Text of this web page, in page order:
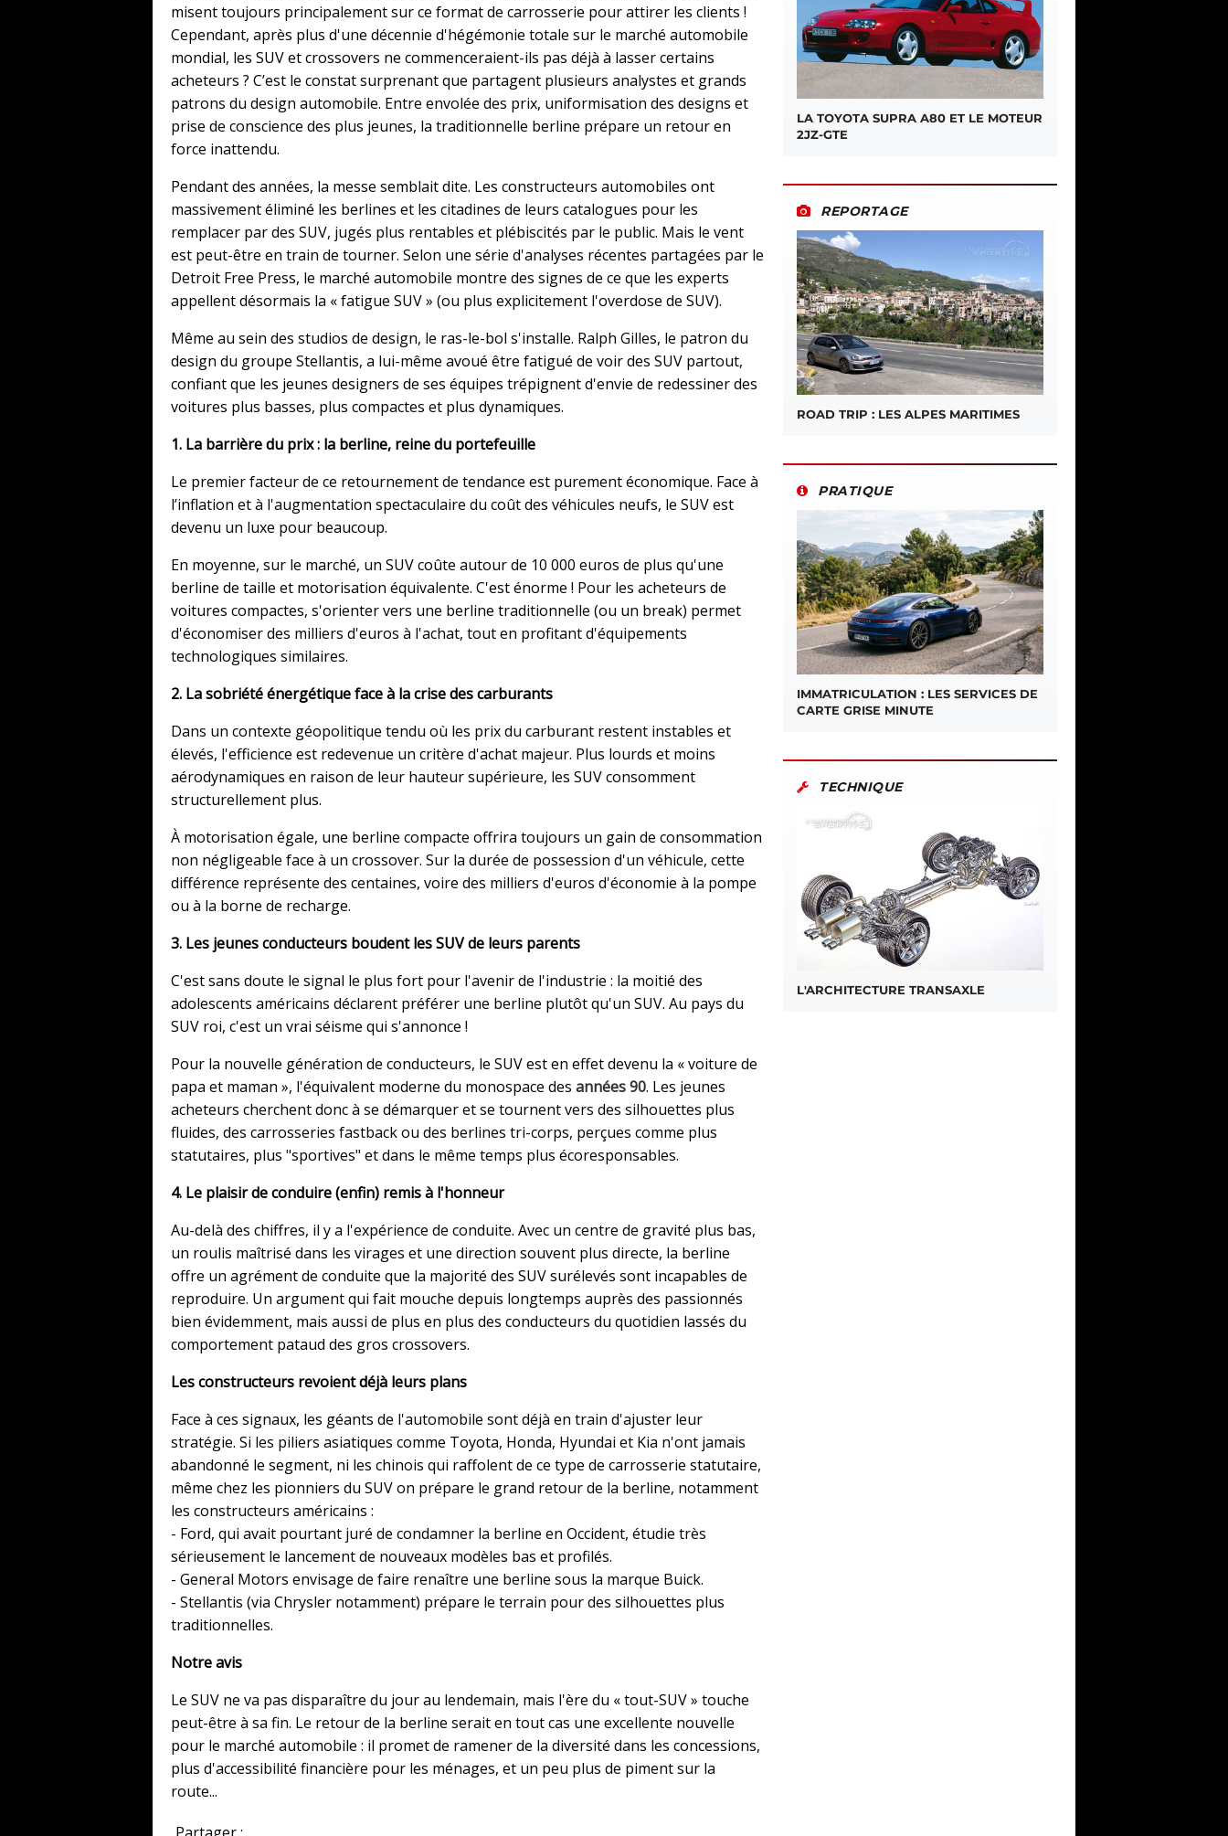
misent toujours principalement sur ce format de carrosserie pour attirer les clients !
Cependant, après plus d'une décennie d'hégémonie totale sur le marché automobile
mondial, les SUV et crossovers ne commenceraient-ils pas déjà à lasser certains
acheteurs ? C’est le constat surprenant que partagent plusieurs analystes et grands
patrons du design automobile. Entre envolée des prix, uniformisation des designs et
prise de conscience des plus jeunes, la traditionnelle berline prépare un retour en
force inattendu.
Pendant des années, la messe semblait dite. Les constructeurs automobiles ont
massivement éliminé les berlines et les citadines de leurs catalogues pour les
remplacer par des SUV, jugés plus rentables et plébiscités par le public. Mais le vent
est peut-être en train de tourner. Selon une série d'analyses récentes partagées par le
Detroit Free Press, le marché automobile montre des signes de ce que les experts
appellent désormais la « fatigue SUV » (ou plus explicitement l'overdose de SUV).
Même au sein des studios de design, le ras-le-bol s'installe. Ralph Gilles, le patron du
design du groupe Stellantis, a lui-même avoué être fatigué de voir des SUV partout,
confiant que les jeunes designers de ses équipes trépignent d'envie de redessiner des
voitures plus basses, plus compactes et plus dynamiques.
1. La barrière du prix : la berline, reine du portefeuille
Le premier facteur de ce retournement de tendance est purement économique. Face à
l’inflation et à l'augmentation spectaculaire du coût des véhicules neufs, le SUV est
devenu un luxe pour beaucoup.
En moyenne, sur le marché, un SUV coûte autour de 10 000 euros de plus qu'une
berline de taille et motorisation équivalente. C'est énorme ! Pour les acheteurs de
voitures compactes, s'orienter vers une berline traditionnelle (ou un break) permet
d'économiser des milliers d'euros à l'achat, tout en profitant d'équipements
technologiques similaires.
2. La sobriété énergétique face à la crise des carburants
Dans un contexte géopolitique tendu où les prix du carburant restent instables et
élevés, l'efficience est redevenue un critère d'achat majeur. Plus lourds et moins
aérodynamiques en raison de leur hauteur supérieure, les SUV consomment
structurellement plus.
À motorisation égale, une berline compacte offrira toujours un gain de consommation
non négligeable face à un crossover. Sur la durée de possession d'un véhicule, cette
différence représente des centaines, voire des milliers d'euros d'économie à la pompe
ou à la borne de recharge.
3. Les jeunes conducteurs boudent les SUV de leurs parents
C'est sans doute le signal le plus fort pour l'avenir de l'industrie : la moitié des
adolescents américains déclarent préférer une berline plutôt qu'un SUV. Au pays du
SUV roi, c'est un vrai séisme qui s'annonce !
Pour la nouvelle génération de conducteurs, le SUV est en effet devenu la « voiture de
papa et maman », l'équivalent moderne du monospace des années 90. Les jeunes
acheteurs cherchent donc à se démarquer et se tournent vers des silhouettes plus
fluides, des carrosseries fastback ou des berlines tri-corps, perçues comme plus
statutaires, plus "sportives" et dans le même temps plus écoresponsables.
4. Le plaisir de conduire (enfin) remis à l'honneur
Au-delà des chiffres, il y a l'expérience de conduite. Avec un centre de gravité plus bas,
un roulis maîtrisé dans les virages et une direction souvent plus directe, la berline
offre un agrément de conduite que la majorité des SUV surélevés sont incapables de
reproduire. Un argument qui fait mouche depuis longtemps auprès des passionnés
bien évidemment, mais aussi de plus en plus des conducteurs du quotidien lassés du
comportement pataud des gros crossovers.
Les constructeurs revoient déjà leurs plans
Face à ces signaux, les géants de l'automobile sont déjà en train d'ajuster leur
stratégie. Si les piliers asiatiques comme Toyota, Honda, Hyundai et Kia n'ont jamais
abandonné le segment, ni les chinois qui raffolent de ce type de carrosserie statutaire,
même chez les pionniers du SUV on prépare le grand retour de la berline, notamment
les constructeurs américains :
- Ford, qui avait pourtant juré de condamner la berline en Occident, étudie très
sérieusement le lancement de nouveaux modèles bas et profilés.
- General Motors envisage de faire renaître une berline sous la marque Buick.
- Stellantis (via Chrysler notamment) prépare le terrain pour des silhouettes plus
traditionnelles.
Notre avis
Le SUV ne va pas disparaître du jour au lendemain, mais l'ère du « tout-SUV » touche
peut-être à sa fin. Le retour de la berline serait en tout cas une excellente nouvelle
pour le marché automobile : il promet de ramener de la diversité dans les concessions,
plus d'accessibilité financière pour les ménages, et un peu plus de piment sur la
route...
LA TOYOTA SUPRA A80 ET LE MOTEUR
2JZ-GTE
REPORTAGE
ROAD TRIP : LES ALPES MARITIMES
PRATIQUE
IMMATRICULATION : LES SERVICES DE
CARTE GRISE MINUTE
TECHNIQUE
L'ARCHITECTURE TRANSAXLE